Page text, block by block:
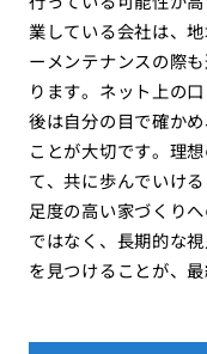
業している会社は、
ーメンテナンスの際
ります。ネット上の
後は自分の目で確か
ことが大切です。理
て、共に歩んでいけ
足度の高い家づくり
ではなく、長期的な
を見つけることが、